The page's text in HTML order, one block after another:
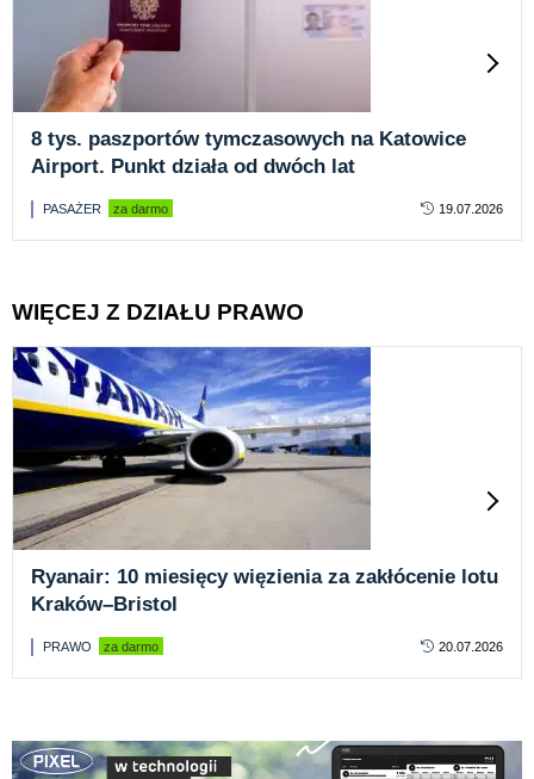
8 tys. paszportów tymczasowych na Katowice
Airport. Punkt działa od dwóch lat
PASAŻER za darmo 19.07.2026
WIĘCEJ Z DZIAŁU PRAWO
Ryanair: 10 miesięcy więzienia za zakłócenie lotu
Kraków–Bristol
PRAWO za darmo 20.07.2026